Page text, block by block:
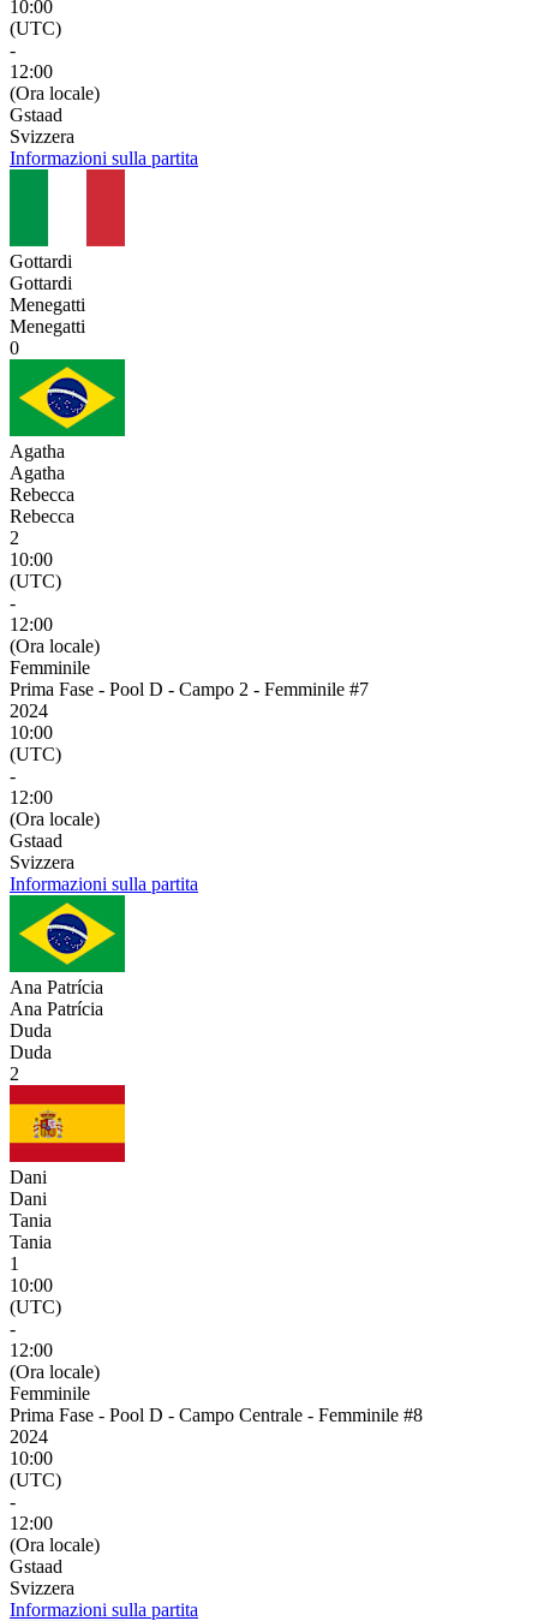
10:00
(UTC)
-
12:00
(Ora locale)
Gstaad
Svizzera
Informazioni sulla partita
Gottardi
Gottardi
Menegatti
Menegatti
0
Agatha
Agatha
Rebecca
Rebecca
2
10:00
(UTC)
-
12:00
(Ora locale)
Femminile
Prima Fase - Pool D - Campo 2 - Femminile #7
2024
10:00
(UTC)
-
12:00
(Ora locale)
Gstaad
Svizzera
Informazioni sulla partita
Ana Patrícia
Ana Patrícia
Duda
Duda
2
Dani
Dani
Tania
Tania
1
10:00
(UTC)
-
12:00
(Ora locale)
Femminile
Prima Fase - Pool D - Campo Centrale - Femminile #8
2024
10:00
(UTC)
-
12:00
(Ora locale)
Gstaad
Svizzera
Informazioni sulla partita